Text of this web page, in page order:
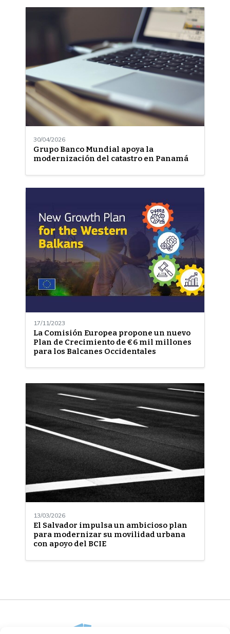
30/04/2026
Grupo Banco Mundial apoya la
modernización del catastro en Panamá
17/11/2023
La Comisión Europea propone un nuevo
Plan de Crecimiento de €6 mil millones
para los Balcanes Occidentales
13/03/2026
El Salvador impulsa un ambicioso plan
para modernizar su movilidad urbana
con apoyo del BCIE